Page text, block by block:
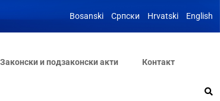
Bosanski Српски Hrvatski English
Законски и подзаконски акти Контакт